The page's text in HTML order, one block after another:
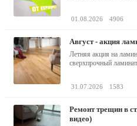
01.08.2026 4906
август - акция
Летняя акция на
сверхпрочный
31.07.2026 1583
ремонт трещин в стяжке пола своими руками (фото,
видео)